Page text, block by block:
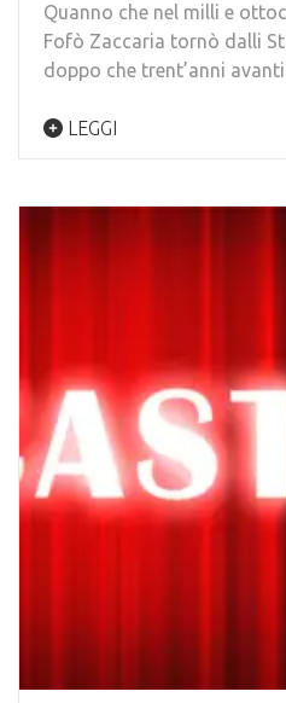
Quanno che nel milli e
Fofò Zaccaria tornò dalli
doppo che trent’anni
LEGGI